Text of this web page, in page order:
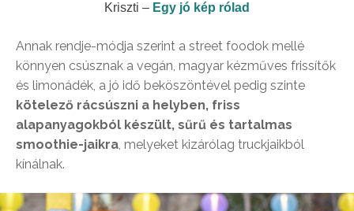
Kriszti – Egy jó kép rólad
Annak rendje-módja szerint a street foodok mellé
könnyen csúsznak a vegán, magyar kézműves frissítők
és limonádék, a jó idő beköszöntével pedig szinte
kötelező rácsúszni a helyben, friss
alapanyagokból készült, sűrű és tartalmas
smoothie-jaikra, melyeket kizárólag truckjaikból
kínálnak.